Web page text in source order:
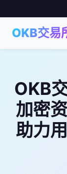
OKB交易
OKB
加密
助力